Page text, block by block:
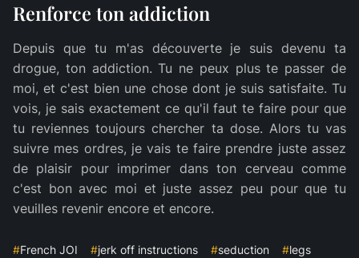
Renforce ton addiction
Depuis que tu m'as découverte je suis devenu ta
drogue, ton addiction. Tu ne peux plus te passer de
moi, et c'est bien une chose dont je suis satisfaite. Tu
vois, je sais exactement ce qu'il faut te faire pour que
tu reviennes toujours chercher ta dose. Alors tu vas
suivre mes ordres, je vais te faire prendre juste assez
de plaisir pour imprimer dans ton cerveau comme
c'est bon avec moi et juste assez peu pour que tu
veuilles revenir encore et encore.
#French JOI #jerk off instructions #seduction #legs